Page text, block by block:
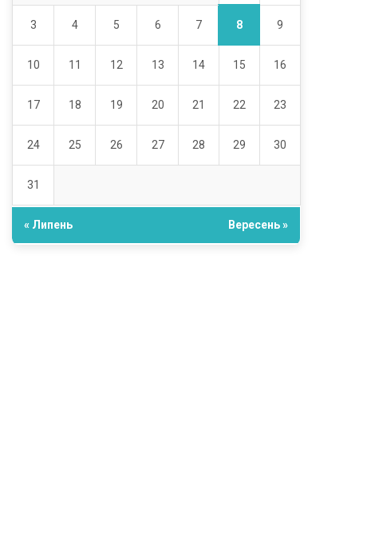
3 4 5 6 7 8 9
10 11 12 13 14 15 16
17 18 19 20 21 22 23
24 25 26 27 28 29 30
31
« Липень Вересень »